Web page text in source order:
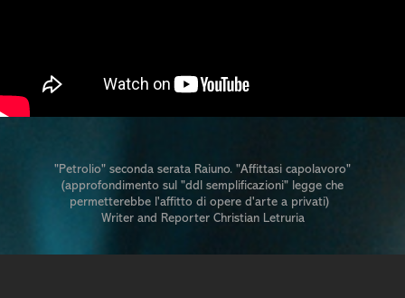
"Petrolio" seconda serata Raiuno. "Affittasi capolavoro"
(approfondimento sul "ddl semplificazioni" legge che
permetterebbe l'affitto di opere d'arte a privati)
Writer and Reporter Christian Letruria